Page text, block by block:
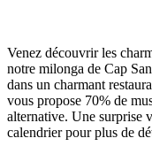
Venez découvrir les
notre milonga de Cap
dans un charmant
vous propose 70% de
alternative. Une surprise
calendrier pour plus de